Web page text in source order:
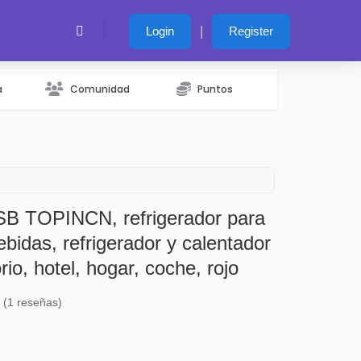
Login | Register
Comunidad Puntos
TOPINCN, refrigerador para
refrigerador y calentador
hotel, hogar, coche, rojo
reseñas)